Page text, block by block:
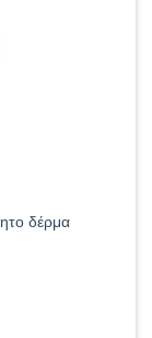
δέρμα